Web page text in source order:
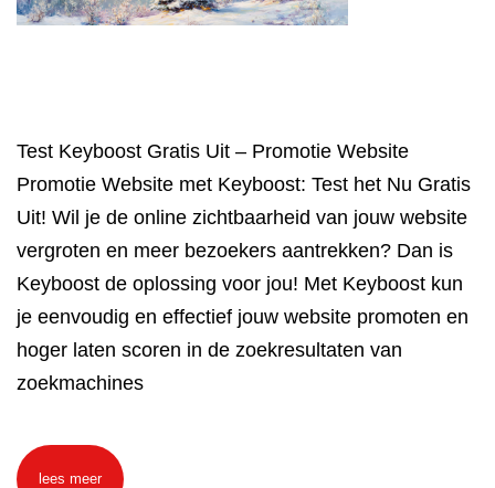
Test Keyboost Gratis Uit – Promotie Website
Promotie Website met Keyboost: Test het Nu Gratis
Uit! Wil je de online zichtbaarheid van jouw website
vergroten en meer bezoekers aantrekken? Dan is
Keyboost de oplossing voor jou! Met Keyboost kun
je eenvoudig en effectief jouw website promoten en
hoger laten scoren in de zoekresultaten van
zoekmachines
lees meer